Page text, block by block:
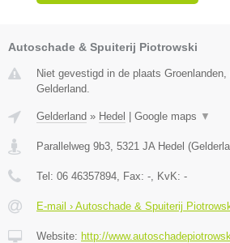
Autoschade & Spuiterij Piotrowski
Niet gevestigd in de plaats
Gelderland.
Gelderland » Hedel Google maps ▼
Parallelweg 9b3, 5321 JA Hedel (
Tel: 06 46357894, Fax: -, KvK: -
E-mail › Autoschade & Spuiterij
Website: http://